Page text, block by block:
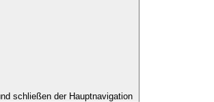
schließen der Hauptnavigation